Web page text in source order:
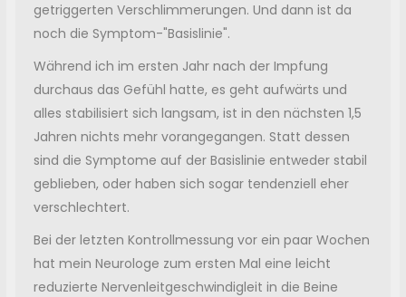
getriggerten Verschlimmerungen. Und dann ist da
noch die Symptom-"Basislinie".
Während ich im ersten Jahr nach der Impfung
durchaus das Gefühl hatte, es geht aufwärts und
alles stabilisiert sich langsam, ist in den nächsten 1,5
Jahren nichts mehr vorangegangen. Statt dessen
sind die Symptome auf der Basislinie entweder stabil
geblieben, oder haben sich sogar tendenziell eher
verschlechtert.
Bei der letzten Kontrollmessung vor ein paar Wochen
hat mein Neurologe zum ersten Mal eine leicht
reduzierte Nervenleitgeschwindigleit in die Beine